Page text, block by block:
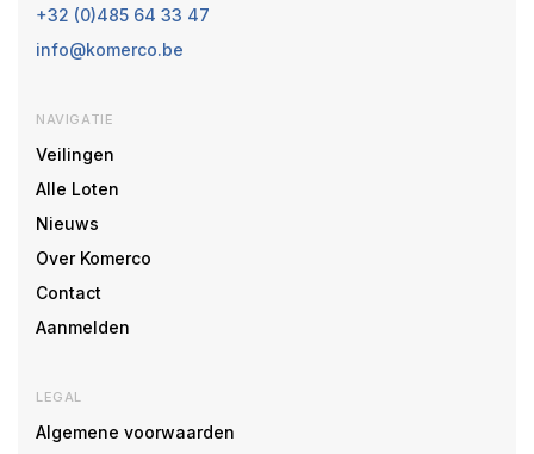
+32 (0)485 64 33 47
info@komerco.be
NAVIGATIE
Veilingen
Alle Loten
Nieuws
Over Komerco
Contact
Aanmelden
LEGAL
Algemene voorwaarden